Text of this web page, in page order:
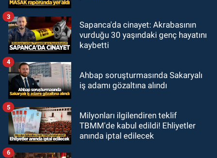
Sapanca'da cinayet: Akrabasının
vurduğu 30 yaşındaki genç hayatını
kaybetti
3
Ahbap soruşturmasında Sakaryalı
iş adamı gözaltına alındı
4
Milyonları ilgilendiren teklif
TBMM'de kabul edildi! Ehliyetler
anında iptal edilecek
5
6